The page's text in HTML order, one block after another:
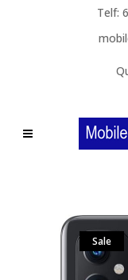
Telf:
Sale